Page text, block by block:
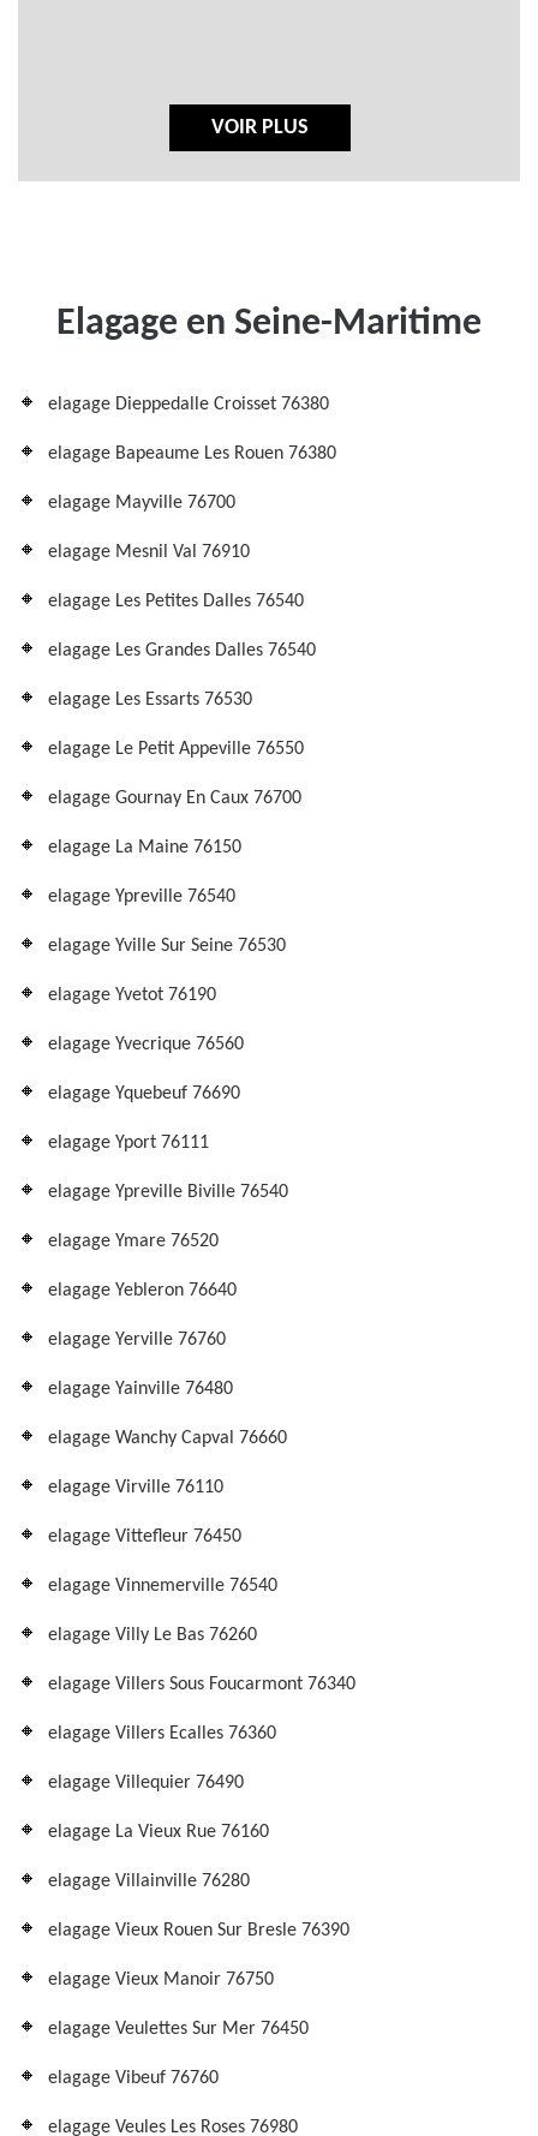
VOIR PLUS
Elagage en Seine-Maritime
elagage Dieppedalle Croisset 76380
elagage Bapeaume Les Rouen 76380
elagage Mayville 76700
elagage Mesnil Val 76910
elagage Les Petites Dalles 76540
elagage Les Grandes Dalles 76540
elagage Les Essarts 76530
elagage Le Petit Appeville 76550
elagage Gournay En Caux 76700
elagage La Maine 76150
elagage Ypreville 76540
elagage Yville Sur Seine 76530
elagage Yvetot 76190
elagage Yvecrique 76560
elagage Yquebeuf 76690
elagage Yport 76111
elagage Ypreville Biville 76540
elagage Ymare 76520
elagage Yebleron 76640
elagage Yerville 76760
elagage Yainville 76480
elagage Wanchy Capval 76660
elagage Virville 76110
elagage Vittefleur 76450
elagage Vinnemerville 76540
elagage Villy Le Bas 76260
elagage Villers Sous Foucarmont 76340
elagage Villers Ecalles 76360
elagage Villequier 76490
elagage La Vieux Rue 76160
elagage Villainville 76280
elagage Vieux Rouen Sur Bresle 76390
elagage Vieux Manoir 76750
elagage Veulettes Sur Mer 76450
elagage Vibeuf 76760
elagage Veules Les Roses 76980